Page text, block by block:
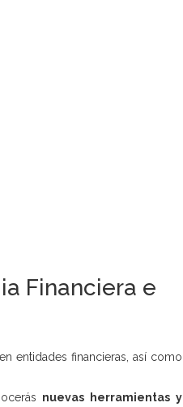
Financiera e
entidades financieras, así como
nuevas herramientas y